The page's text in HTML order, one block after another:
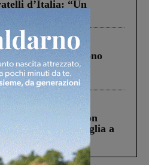
d’Italia: “Un
in A1 in cui morirono
Lo schianto, il
fra tir....
di Castiglion
aveva ucciso la figlia a